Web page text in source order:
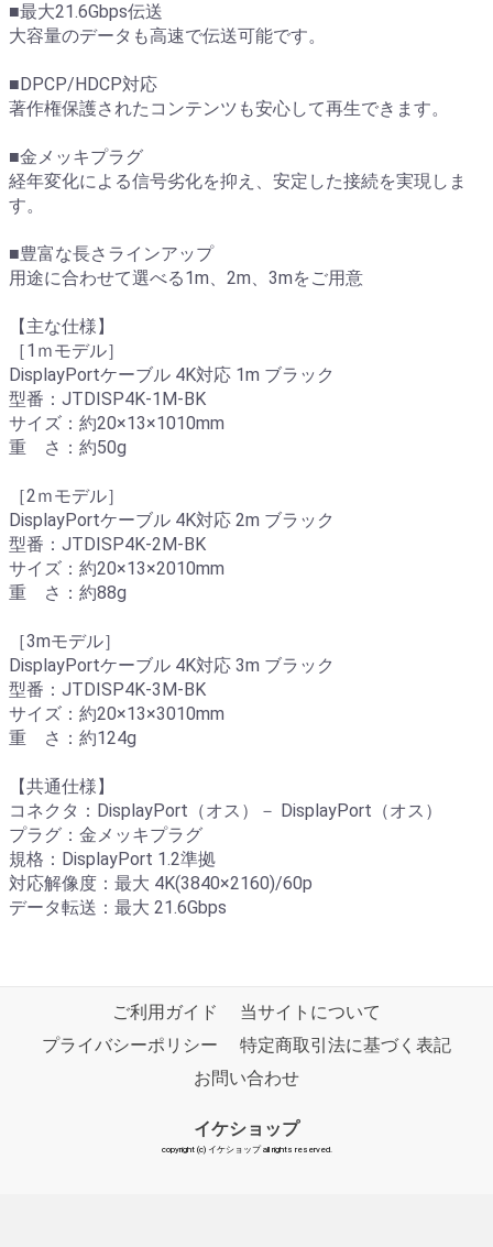
■最大21.6Gbps伝送
大容量のデータも高速で伝送可能です。
■DPCP/HDCP対応
著作権保護されたコンテンツも安心して再生できます。
■金メッキプラグ
経年変化による信号劣化を抑え、安定した接続を実現しま
す。
■豊富な長さラインアップ
用途に合わせて選べる1m、2m、3mをご用意
【主な仕様】
［1ｍモデル］
DisplayPortケーブル 4K対応 1m ブラック
型番：JTDISP4K-1M-BK
サイズ：約20×13×1010mm
重 さ：約50g
［2ｍモデル］
DisplayPortケーブル 4K対応 2m ブラック
型番：JTDISP4K-2M-BK
サイズ：約20×13×2010mm
重 さ：約88g
［3mモデル］
DisplayPortケーブル 4K対応 3m ブラック
型番：JTDISP4K-3M-BK
サイズ：約20×13×3010mm
重 さ：約124g
【共通仕様】
コネクタ：DisplayPort（オス）－ DisplayPort（オス）
プラグ：金メッキプラグ
規格：DisplayPort 1.2準拠
対応解像度：最大 4K(3840×2160)/60p
データ転送：最大 21.6Gbps
ご利用ガイド
当サイトについて
プライバシーポリシー
特定商取引法に基づく表記
お問い合わせ
イケショップ
copyright (c) イケショップ all rights reserved.